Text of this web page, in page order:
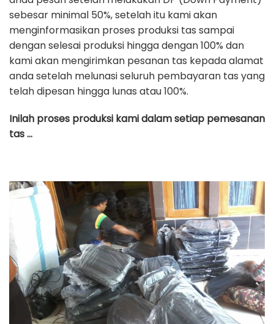
sebesar minimal 50%, setelah itu kami akan
menginformasikan proses produksi tas sampai
dengan selesai produksi hingga dengan 100% dan
kami akan mengirimkan pesanan tas kepada alamat
anda setelah melunasi seluruh pembayaran tas yang
telah dipesan hingga lunas atau 100%.
Inilah proses produksi kami dalam setiap pemesanan
tas …